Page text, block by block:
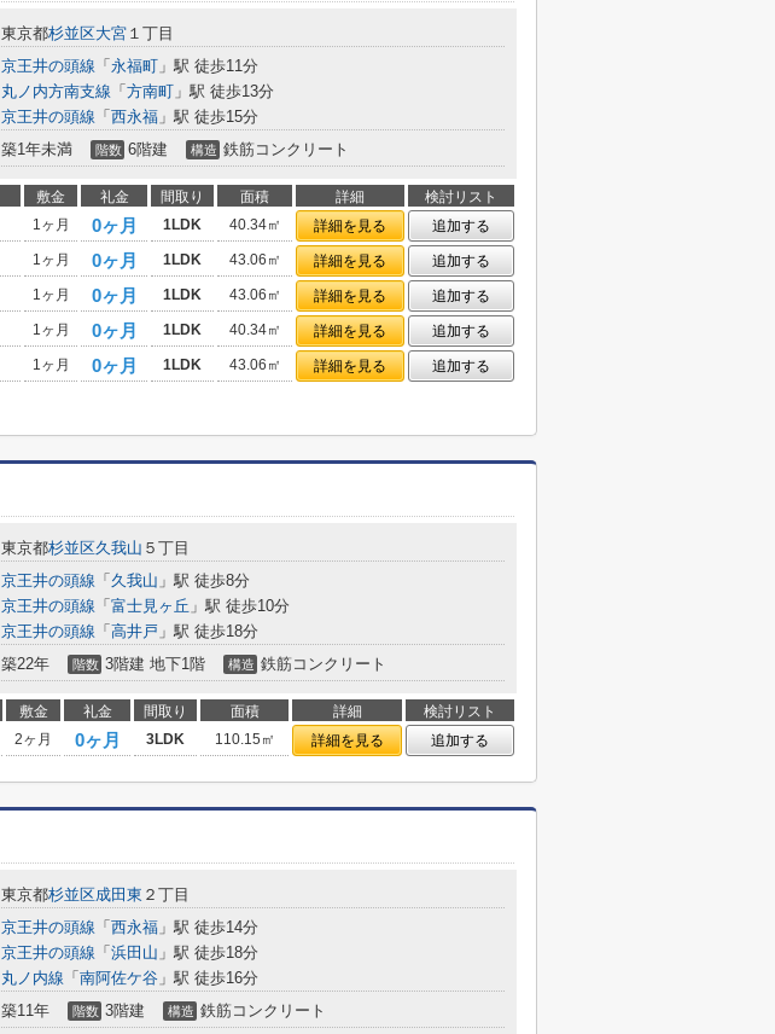
東京都杉並区大宮 １丁目
京王井の頭線 「 永福町 」駅 徒歩11分
丸ノ内方南支線 「 方南町 」駅 徒歩13分
京王井の頭線 「 西永福 」駅 徒歩15分
築1年未満 階数 6階建 構造 鉄筋コンクリート
敷金 礼金 間取り 面積 詳細
検討リスト
1ヶ月 0ヶ月 1LDK 40.34㎡ 詳細を見る
追加する
1ヶ月 0ヶ月 1LDK 43.06㎡ 詳細を見る
追加する
1ヶ月 0ヶ月 1LDK 43.06㎡ 詳細を見る
追加する
1ヶ月 0ヶ月 1LDK 40.34㎡ 詳細を見る
追加する
1ヶ月 0ヶ月 1LDK 43.06㎡ 詳細を見る 追加する
東京都杉並区久我山 ５丁目
京王井の頭線 「 久我山 」駅 徒歩8分
京王井の頭線 「 富士見ヶ丘 」駅 徒歩10分
京王井の頭線 「 高井戸 」駅 徒歩18分
築22年 階数 3階建 地下1階 構造 鉄筋コンクリート
敷金 礼金 間取り 面積 詳細
検討リスト
2ヶ月 0ヶ月 3LDK 110.15㎡ 詳細を見る 追加する
東京都杉並区成田東 ２丁目
京王井の頭線 「 西永福 」駅 徒歩14分
京王井の頭線 「 浜田山 」駅 徒歩18分
丸ノ内線 「 南阿佐ケ谷 」駅 徒歩16分
築11年 階数 3階建 構造 鉄筋コンクリート